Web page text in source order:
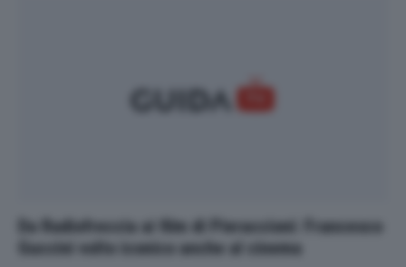
Da Radiofreccia ai film di Pieraccioni: Francesco
Guccini volto iconico anche al cinema